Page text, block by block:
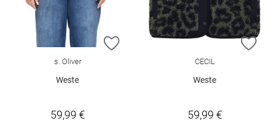
ZUR WUNSCHLISTE HINZUFÜGEN
s. Oliver
Weste
59,99 €
CECIL
Weste
59,99 €